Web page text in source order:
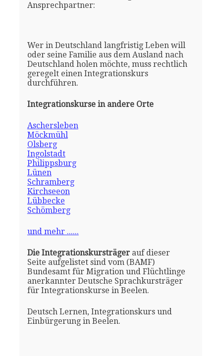
Ansprechpartner:
Wer in Deutschland langfristig Leben will
oder seine Familie aus dem Ausland nach
Deutschland holen möchte, muss rechtlich
geregelt einen Integrationskurs
durchführen.
Integrationskurse in andere Orte
Aschersleben
Möckmühl
Olsberg
Ingolstadt
Philippsburg
Lünen
Schramberg
Kirchseeon
Lübbecke
Schömberg
und mehr ......
Die Integrationskursträgerauf dieser
Seite aufgelistet sind vom (BAMF)
Bundesamt für Migration und Flüchtlinge
anerkannter Deutsche Sprachkursträger
für Integrationskurse in Beelen.
Deutsch Lernen, Integrationskurs und
Einbürgerung in Beelen.